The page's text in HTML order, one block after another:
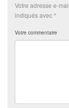
Votre adresse e-
indiqués avec*
Votre commentaire